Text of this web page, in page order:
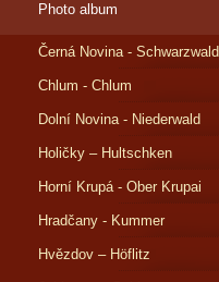
Photo album
Černá Novina - Schwarzwald
Chlum - Chlum
Dolní Novina - Niederwald
Holičky – Hultschken
Horní Krupá - Ober Krupai
Hradčany - Kummer
Hvězdov – Höflitz